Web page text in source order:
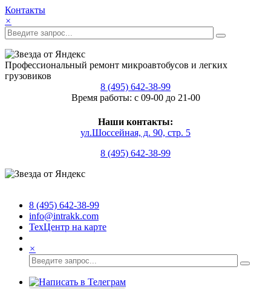
Контакты
×
Профессиональный ремонт микроавтобусов и легких
грузовиков
8 (495) 642-38-99
Время работы: с 09-00 до 21-00
Наши контакты:
ул.Шоссейная, д. 90, стр. 5
8 (495) 642-38-99
8 (495) 642-38-99
info@intrakk.com
ТехЦентр на карте
×